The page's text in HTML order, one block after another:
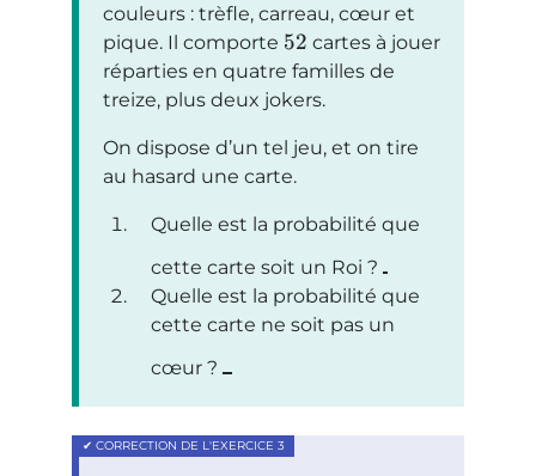
couleurs : trèfle, carreau, cœur et
pique. Il comporte 52 cartes à jouer
réparties en quatre familles de
treize, plus deux jokers.
On dispose d’un tel jeu, et on tire
au hasard une carte.
Quelle est la probabilité que
cette carte soit un Roi ?
Quelle est la probabilité que
cette carte ne soit pas un
cœur ?